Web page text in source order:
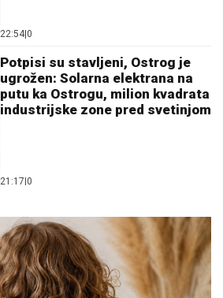
22:54 0
Potpisi su stavljeni, Ostrog je
ugrožen: Solarna elektrana na
putu ka Ostrogu, milion kvadrata
industrijske zone pred svetinjom
21:17 0